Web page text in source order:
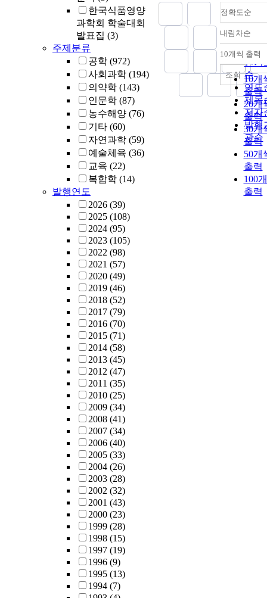
한국식품영양
과학회 학술대회
발표집 (3)
주제분류
공학 (972)
사회과학 (194)
의약학 (143)
인문학 (87)
농수해양 (76)
기타 (60)
자연과학 (59)
예술체육 (36)
교육 (22)
복합학 (14)
발행연도
2026 (39)
2025 (108)
2024 (95)
2023 (105)
2022 (98)
2021 (57)
2020 (49)
2019 (46)
2018 (52)
2017 (79)
2016 (70)
2015 (71)
2014 (58)
2013 (45)
2012 (47)
2011 (35)
2010 (25)
2009 (34)
2008 (41)
2007 (34)
2006 (40)
2005 (33)
2004 (26)
2003 (28)
2002 (32)
2001 (43)
2000 (23)
1999 (28)
1998 (15)
1997 (19)
1996 (9)
1995 (13)
1994 (7)
value fmin is
selected.
selected site
the sites
distance l
selected site
updated to
random values.
The distance l
stochastically
chosen from a
power-law
distribution
l.μ. We
the critical
and the
정확도순
정확
순
인기
순
연도
제목
저자
발행
관순
내림차순
내림
10개씩 출력
10개
출력
20개
출력
30개
출력
50개
출력
100
출력
조회